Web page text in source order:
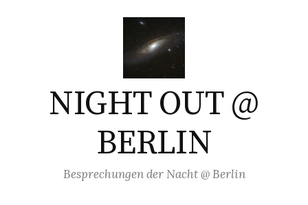
NIGHT OUT @
BERLIN
Besprechungen der Nacht @ Berlin